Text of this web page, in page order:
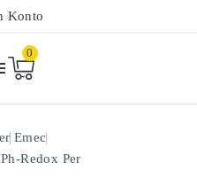
Konto
0
Emec
Redox Per